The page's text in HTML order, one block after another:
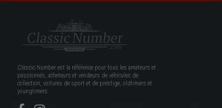
Classic Number est la référence pour tous les amateurs et
passionnés, acheteurs et vendeurs de véhicules de
collection, voitures de sport et de prestige, oldtimers et
youngtimers.